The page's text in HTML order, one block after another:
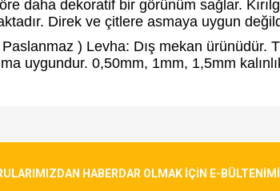
daha dekoratif bir görünüm sağlar.
Direk ve çitlere asmaya uygun
) Levha: Dış mekan ürünüdür.
uygundur. 0,50mm, 1mm, 1,5mm
bozuk veya görüntülenemiyor.
HABERDAR OLMAK İÇİN E-